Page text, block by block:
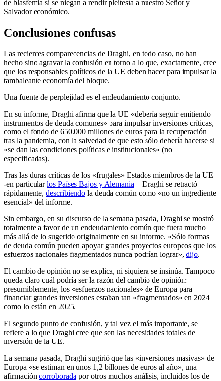
de blasfemia si se niegan a rendir pleitesía a nuestro Señor y
Salvador económico.
Conclusiones confusas
Las recientes comparecencias de Draghi, en todo caso, no han
hecho sino agravar la confusión en torno a lo que, exactamente, cree
que los responsables políticos de la UE deben hacer para impulsar la
tambaleante economía del bloque.
Una fuente de perplejidad es el endeudamiento conjunto.
En su informe, Draghi afirma que la UE «debería seguir emitiendo
instrumentos de deuda comunes» para impulsar inversiones críticas,
como el fondo de 650.000 millones de euros para la recuperación
tras la pandemia, con la salvedad de que esto sólo debería hacerse si
«se dan las condiciones políticas e institucionales» (no
especificadas).
Tras las duras críticas de los «frugales» Estados miembros de la UE
-en particularlos Países Bajos y Alemania – Draghi se retractó
rápidamente, describiendo la deuda común como «no un ingrediente
esencial» del informe.
Sin embargo, en su discurso de la semana pasada, Draghi se mostró
totalmente a favor de un endeudamiento común que fuera mucho
más allá de lo sugerido originalmente en su informe. «Sólo formas
de deuda común pueden apoyar grandes proyectos europeos que los
esfuerzos nacionales fragmentados nunca podrían lograr», dijo.
El cambio de opinión no se explica, ni siquiera se insinúa. Tampoco
queda claro cuál podría ser la razón del cambio de opinión:
presumiblemente, los «esfuerzos nacionales» de Europa para
financiar grandes inversiones estaban tan «fragmentados» en 2024
como lo están en 2025.
El segundo punto de confusión, y tal vez el más importante, se
refiere a lo que Draghi cree que son las necesidades totales de
inversión de la UE.
La semana pasada, Draghi sugirió que las «inversiones masivas» de
Europa «se estiman en unos 1,2 billones de euros al año», una
afirmación corroborada por otros muchos análisis, incluidos los de